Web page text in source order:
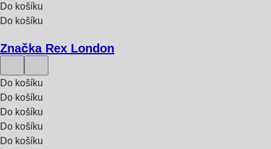
Do košíku
Do košíku
Značka Rex London
Do košíku
Do košíku
Do košíku
Do košíku
Do košíku